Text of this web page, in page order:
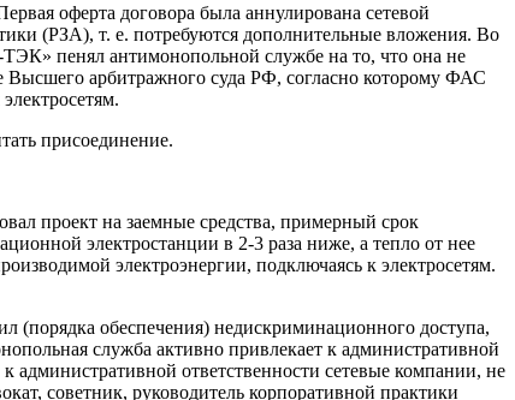
оферта договора была аннулирована сетевой
(РЗА), т. е. потребуются дополнительные вложения. Во
ТЭК» пенял антимонопольной службе на то, что она не
Высшего арбитражного суда РФ, согласно которому ФАС
присоединение.
проект на заемные средства, примерный срок
электростанции в 2-3 раза ниже, а тепло от нее
электроэнергии, подключаясь к электросетям.
обеспечения) недискриминационного доступа,
служба активно привлекает к административной
административной ответственности сетевые компании, не
советник, руководитель корпоративной практики